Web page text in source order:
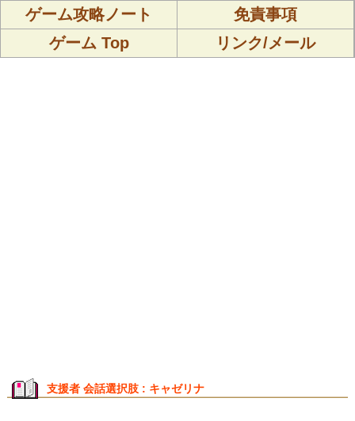
ゲーム攻略ノート
免責事項
ゲーム Top
リンク/メール
支援者 会話選択肢 : キャゼリナ